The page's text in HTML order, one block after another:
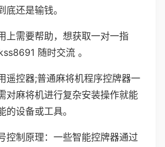
底还是输钱。
上需要帮助，想获取一对一指
随时交流 。
遥控器;普通麻将机程序控牌器一
对麻将机进行复杂安装操作就能
的设备或工具。
控制原理：一些智能控牌器通过